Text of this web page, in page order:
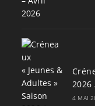
2026
4 MAI